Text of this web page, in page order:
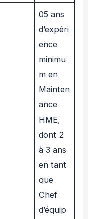
05 ans
d’expéri
ence
minimu
m en
Mainten
ance
HME,
dont 2
à 3 ans
en tant
que
Chef
d’équip